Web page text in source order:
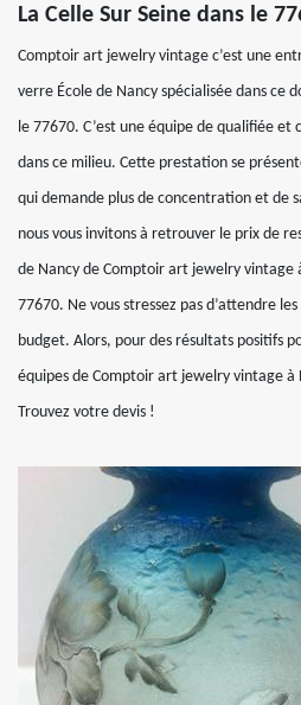
La Celle Sur Seine dans le
Comptoir art jewelry vintage c’est une
verre École de Nancy spécialisée dans ce
le 77670. C’est une équipe de qualifiée
dans ce milieu. Cette prestation se
qui demande plus de concentration et de
nous vous invitons à retrouver le prix de
de Nancy de Comptoir art jewelry vintage
77670. Ne vous stressez pas d’attendre
budget. Alors, pour des résultats positifs
équipes de Comptoir art jewelry vintage à
Trouvez votre devis !